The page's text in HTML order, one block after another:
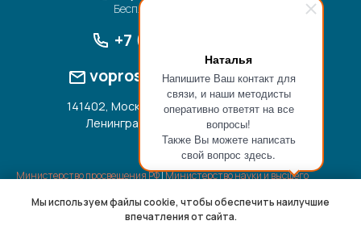
Наталья
Напишите Ваш контакт для
связи, и наши методисты
оперативно ответят на все
вопросы!
Также Вы можете написать
свой вопрос здесь.
Мы используем файлы cookie, чтобы обеспечить наилучшие
впечатления от сайта.
Бесплатный звонок по России
vopros@mediator-med.ru
141402, Московская область, г. Химки, ул.
Ленинградская, д. 11, помещ. 006/5
+7 (495) 085 08 80
Министерство просвещения РФ|Министерство науки и высшего
Иллюстрации,использованные на сайте |Политика
Согласие на обработку данных